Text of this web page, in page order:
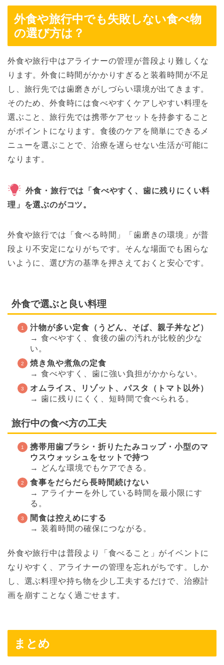
外食や旅行中でも失敗しない食べ物
の選び方は？
外食や旅行中はアライナーの管理が普段より難しくな
ります。外食に時間がかかりすぎると装着時間が不足
し、旅行先では歯磨きがしづらい環境が出てきます。
そのため、外食時には食べやすくケアしやすい料理を
選ぶこと、旅行先では携帯ケアセットを持参すること
がポイントになります。食後のケアを簡単にできるメ
ニューを選ぶことで、治療を遅らせない生活が可能に
なります。
外食・旅行では「食べやすく、歯に残りにくい料
理」を選ぶのがコツ。
外食や旅行では「食べる時間」「歯磨きの環境」が普
段より不安定になりがちです。そんな場面でも困らな
いように、選び方の基準を押さえておくと安心です。
外食で選ぶと良い料理
汁物が多い定食（うどん、そば、親子丼など）
→ 食べやすく、食後の歯の汚れが比較的少な
い。
焼き魚や煮魚の定食
→ 食べやすく、歯に強い負担がかからない。
オムライス、リゾット、パスタ（トマト以外）
→ 歯に残りにくく、短時間で食べられる。
旅行中の食べ方の工夫
携帯用歯ブラシ・折りたたみコップ・小型のマ
ウスウォッシュをセットで持つ
→ どんな環境でもケアできる。
食事をだらだら長時間続けない
→ アライナーを外している時間を最小限にす
る。
間食は控えめにする
→ 装着時間の確保につながる。
外食や旅行中は普段より「食べること」がイベントに
なりやすく、アライナーの管理を忘れがちです。しか
し、選ぶ料理や持ち物を少し工夫するだけで、治療計
画を崩すことなく過ごせます。
まとめ